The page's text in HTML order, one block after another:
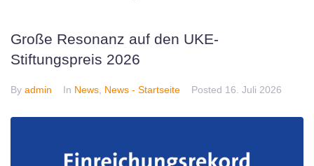
Große Resonanz auf den UKE-
Stiftungspreis 2026
By admin In News, News - Startseite Posted 16. Juli 2026